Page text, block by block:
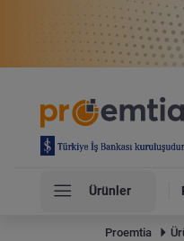
Ürünler
Proemtia